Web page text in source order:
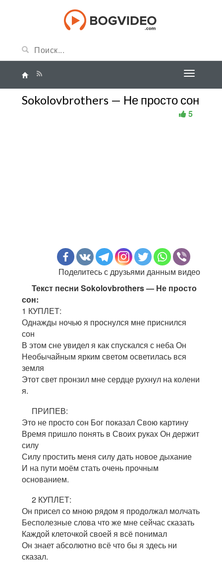
Sokolovbrothers — Не просто сон
5
Поделитесь с друзьями данным видео
Текст песни Sokolovbrothers — Не просто
сон:
1 КУПЛЕТ:
Однажды ночью я проснулся мне приснился
сон
В этом сне увидел я как спускался с неба Он
Необычайным ярким светом осветилась вся
земля
Этот свет пронзил мне сердце рухнул на колени
я.
ПРИПЕВ:
Это не просто сон Бог показал Свою картину
Время пришло понять в Своих руках Он держит
силу
Силу простить меня силу дать новое дыхание
И на пути моём стать очень прочным
основанием.
2 КУПЛЕТ:
Он присел со мною рядом я продолжал молчать
Бесполезные слова что же мне сейчас сказать
Каждой клеточкой своей я всё понимал
Он знает абсолютно всё что бы я здесь ни
сказал.